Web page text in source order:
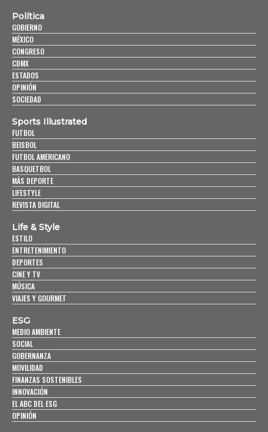
Política
GOBIERNO
MÉXICO
CONGRESO
CDMX
ESTADOS
OPINIÓN
SOCIEDAD
Sports Illustrated
FUTBOL
BEISBOL
FUTBOL AMERICANO
BASQUETBOL
MÁS DEPORTE
LIFESTYLE
REVISTA DIGITAL
Life & Style
ESTILO
ENTRETENIMIENTO
DEPORTES
CINE Y TV
MÚSICA
VIAJES Y GOURMET
ESG
MEDIO AMBIENTE
SOCIAL
GOBERNANZA
MOVILIDAD
FINANZAS SOSTENIBLES
INNOVACIÓN
EL ABC DEL ESG
OPINIÓN